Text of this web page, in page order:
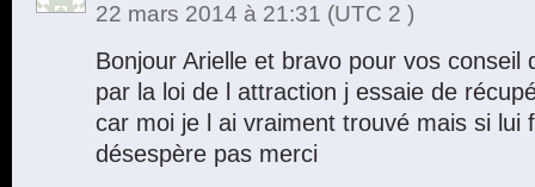
22 mars 2014 à 21:31 (UTC 2 )
Bonjour Arielle et bravo pour vos conseil
par la loi de l attraction j essaie de
car moi je l ai vraiment trouvé mais si lui
désespère pas merci